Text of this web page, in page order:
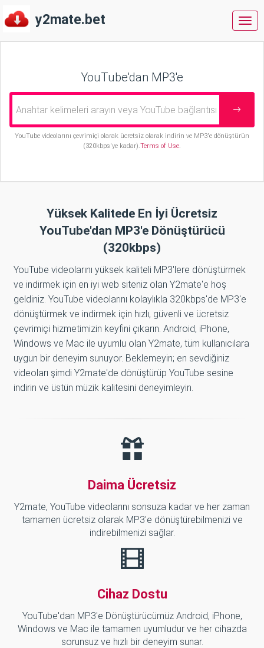
y2mate.bet
YouTube'dan MP3'e
YouTube videolarını çevrimiçi olarak ücretsiz olarak indirin ve MP3'e dönüştürün
(320kbps'ye kadar).Terms of Use.
Yüksek Kalitede En İyi Ücretsiz
YouTube'dan MP3'e Dönüştürücü
(320kbps)
YouTube videolarını yüksek kaliteli MP3'lere dönüştürmek
ve indirmek için en iyi web siteniz olan Y2mate'e hoş
geldiniz. YouTube videolarını kolaylıkla 320kbps'de MP3'e
dönüştürmek ve indirmek için hızlı, güvenli ve ücretsiz
çevrimiçi hizmetimizin keyfini çıkarın. Android, iPhone,
Windows ve Mac ile uyumlu olan Y2mate, tüm kullanıcılara
uygun bir deneyim sunuyor. Beklemeyin; en sevdiğiniz
videoları şimdi Y2mate'de dönüştürüp YouTube sesine
indirin ve üstün müzik kalitesini deneyimleyin.
Daima Ücretsiz
Y2mate, YouTube videolarını sonsuza kadar ve her zaman
tamamen ücretsiz olarak MP3'e dönüştürebilmenizi ve
indirebilmenizi sağlar.
Cihaz Dostu
YouTube'dan MP3'e Dönüştürücümüz Android, iPhone,
Windows ve Mac ile tamamen uyumludur ve her cihazda
sorunsuz ve hızlı bir deneyim sunar.